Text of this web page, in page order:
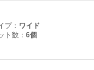
プ： ワイド
ト数： 6個